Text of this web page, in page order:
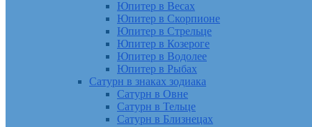
Юпитер в Весах
Юпитер в Скорпионе
Юпитер в Стрельце
Юпитер в Козероге
Юпитер в Водолее
Юпитер в Рыбах
Сатурн в знаках зодиака
Сатурн в Овне
Сатурн в Тельце
Сатурн в Близнецах